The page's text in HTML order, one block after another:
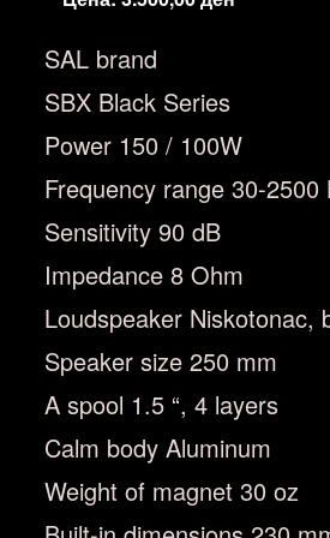
SAL brand
SBX Black Series
Power 150 / 100W
Frequency range 30-2500
Sensitivity 90 dB
Impedance 8 Ohm
Loudspeaker Niskotonac,
Speaker size 250 mm
A spool 1.5 “, 4 layers
Calm body Aluminum
Weight of magnet 30 oz